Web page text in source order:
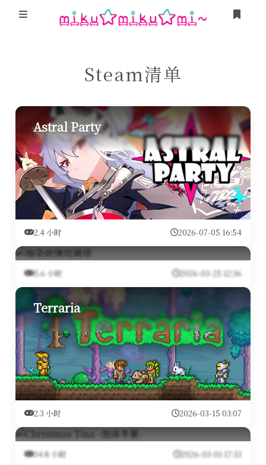
Minecraft
MikuTap
「Sakana!」
卜卜口的神奇海螺试验场
栞奈小游戏 Kanna Run!
我的Steam
友人帐
这是甚麽？
Miku Team
Steam清单
Astral Party
2.4 小时 2026-07-05 16:54
梅染倾情琉璃塔
5.6 小时 2026-03-25 12:36
Terraria
2.3 小时 2026-03-15 03:07
Christmas Tina -泡沫冬景-
34.8 小时 2026-03-01 17:33